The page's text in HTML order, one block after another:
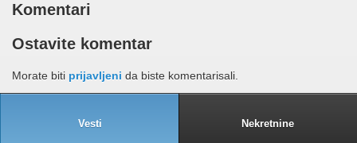
Komentari
Ostavite komentar
Morate biti prijavljeni da biste komentarisali.
Vesti Nekretnine